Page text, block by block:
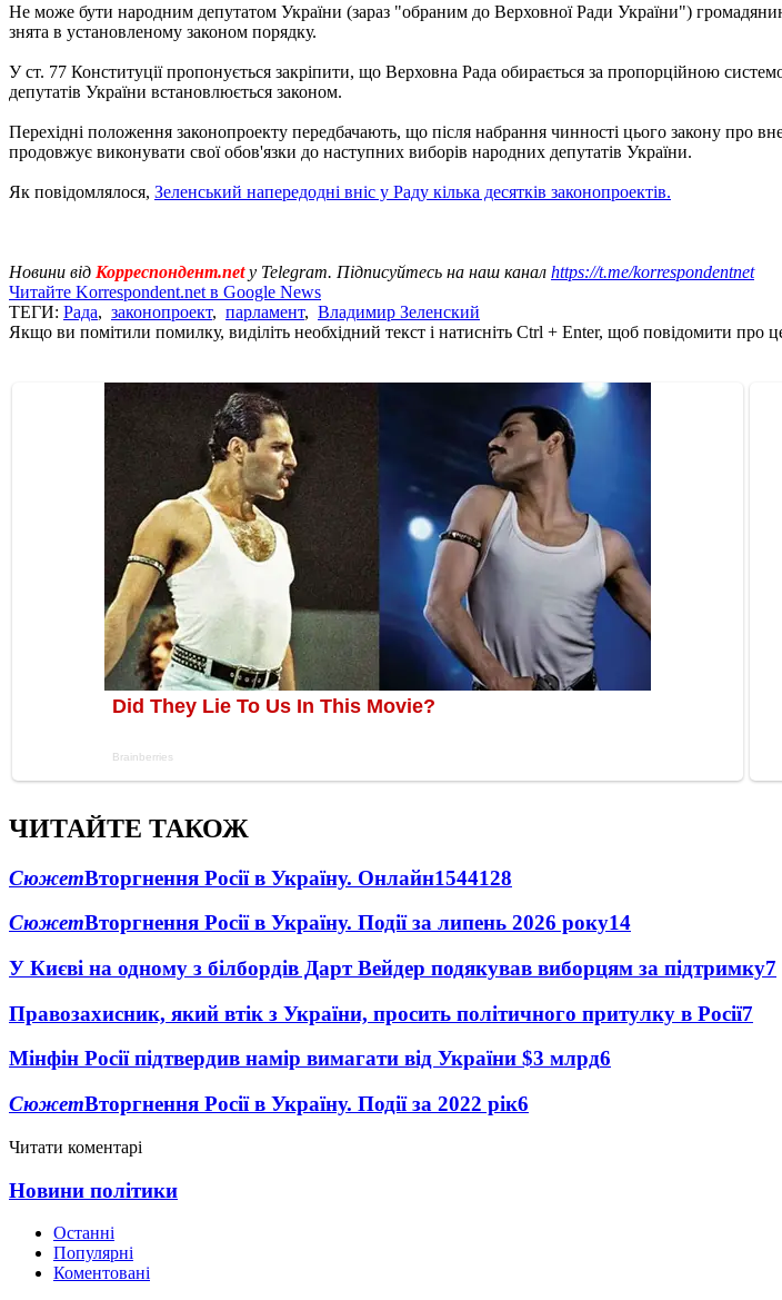
Не може бути народним депутатом України (зараз "обраним до Верховної Ради України")
знята в установленому законом порядку.
У ст. 77 Конституції пропонується закріпити, що Верховна Рада обирається за пропорційною
депутатів України встановлюється законом.
Перехідні положення законопроекту передбачають, що після набрання чинності цього закону про
продовжує виконувати свої обов'язки до наступних виборів народних депутатів України.
Як повідомлялося, Зеленський напередодні вніс у Раду кілька десятків законопроектів.
Новини від Корреспондент.netу Telegram. Підписуйтесь на наш канал https://t.me/korrespondentnet
Читайте Korrespondent.net в Google News
ТЕГИ: Рада, законопроект, парламент, Владимир Зеленский
Якщо ви помітили помилку, виділіть необхідний текст і натисніть Ctrl + Enter, щоб повідомити про
ЧИТАЙТЕ ТАКОЖ
СюжетВторгнення Росії в Україну. Онлайн1544128
СюжетВторгнення Росії в Україну. Події за липень 2026 року14
У Києві на одному з білбордів Дарт Вейдер подякував виборцям за підтримку7
Правозахисник, який втік з України, просить політичного притулку в Росії7
Мінфін Росії підтвердив намір вимагати від України $3 млрд6
СюжетВторгнення Росії в Україну. Події за 2022 рік6
Читати коментарі
Новини політики
Останні
Популярні
Коментовані